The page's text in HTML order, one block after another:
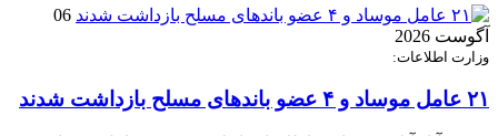
06
آگوست 2026
وزارت اطلاعات:
۲۱ عامل موساد و ۴ عضو باند‌های مسلح بازداشت شدند